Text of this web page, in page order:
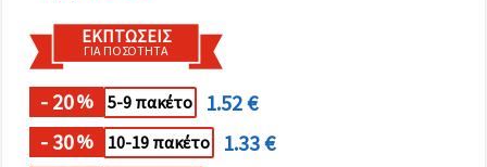
χρησιμοποιήσετε
όλα τα
cookies
κάνοντας
κλικ στον
ιστότοπο!
καθορίστε
ΕΚΠΤΏΣΕΙΣ
ΓΙΑ ΠΟΣΌΤΗΤΑ
- 20% 5-9 πακέτο
1.52 €
- 30% 10-19 πακέτο
1.33 €